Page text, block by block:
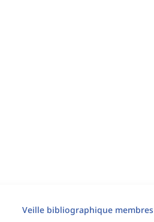
Veille bibliographique membres